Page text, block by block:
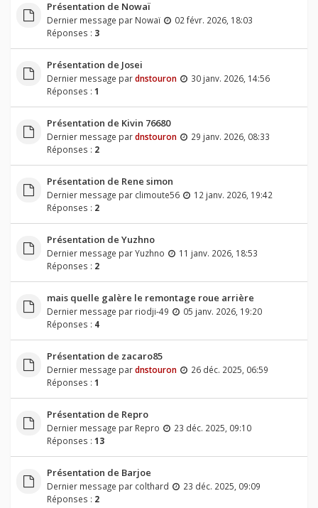
Présentation de Nowaï
Dernier message par Nowaï
02 févr. 2026, 18:03
Réponses : 3
Présentation de Josei
Dernier message pardnstouron
30 janv. 2026, 14:56
Réponses : 1
Présentation de Kivin 76680
Dernier message pardnstouron
29 janv. 2026, 08:33
Réponses : 2
Présentation de Rene simon
Dernier message par climoute56
12 janv. 2026, 19:42
Réponses : 2
Présentation de Yuzhno
Dernier message parYuzhno
11 janv. 2026, 18:53
Réponses : 2
mais quelle galère le remontage roue arrière
Dernier message par riodji-49
05 janv. 2026, 19:20
Réponses : 4
Présentation de zacaro85
Dernier message pardnstouron
26 déc. 2025, 06:59
Réponses : 1
Présentation de Repro
Dernier message par Repro
23 déc. 2025, 09:10
Réponses : 13
Présentation de Barjoe
Dernier message par colthard
23 déc. 2025, 09:09
Réponses : 2